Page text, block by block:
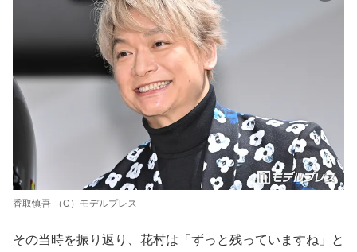
香取慎吾 （C）モデルプレス
その当時を振り返り、花村は「ずっと残っていますね」と